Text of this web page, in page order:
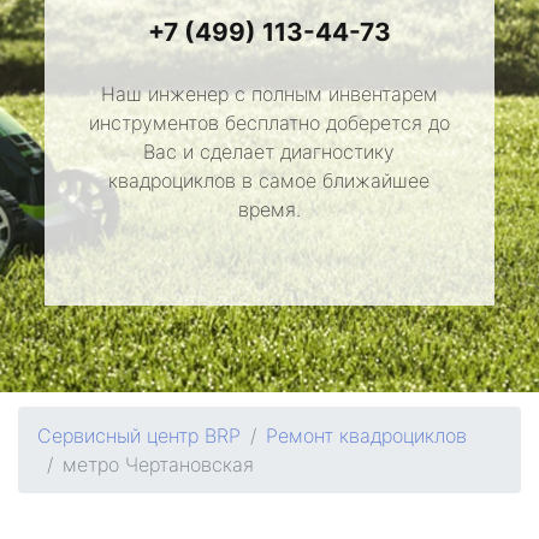
+7 (499) 113-44-73
Наш инженер с полным инвентарем
инструментов бесплатно доберется до
Вас и сделает диагностику
квадроциклов в самое ближайшее
время.
Сервисный центр BRP
Ремонт квадроциклов
метро Чертановская